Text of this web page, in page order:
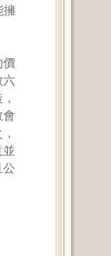
擁
價
六
會
並
公